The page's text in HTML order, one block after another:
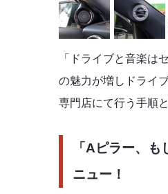
「ドライブと音楽は
の魅力が増しドライ
専門店にて行う手順
「Aピラー、
ニュー！